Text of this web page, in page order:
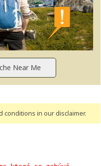
conditions in our disclaimer.